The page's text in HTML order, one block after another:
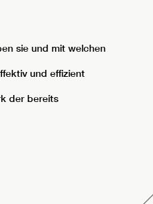
sie und mit welchen
und effizient
der bereits